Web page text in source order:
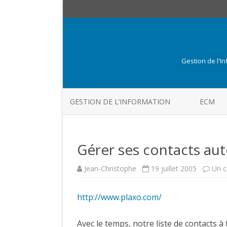
Gestion de
GESTION DE L’INFORMATION ECM
Gérer ses contacts
Jean-Christophe 19 juillet 2005 Un
http://www.plaxo.com/
Avec le temps, notre liste de contacts